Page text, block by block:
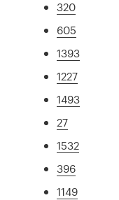
320
605
1393
1227
1493
27
1532
396
1149